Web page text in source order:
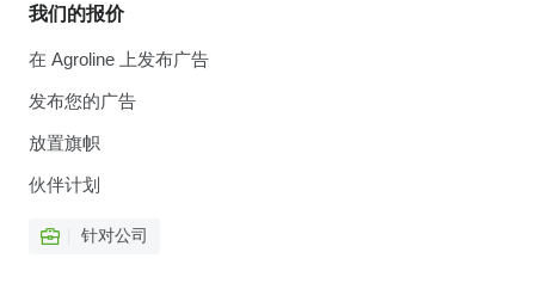
我们的报价
在 Agroline 上发布广告
发布您的广告
放置旗帜
伙伴计划
针对公司